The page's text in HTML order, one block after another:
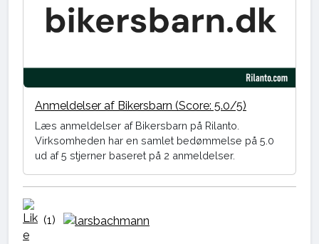
Anmeldelser af Bikersbarn (Score: 5.0/5)
Læs anmeldelser af Bikersbarn på Rilanto.
Virksomheden har en samlet bedømmelse på 5.0
ud af 5 stjerner baseret på 2 anmeldelser.
(1)